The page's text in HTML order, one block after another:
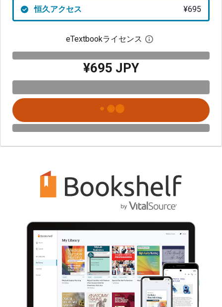
恒久アクセス ¥695
eTextbookライセンス デジタルライセン
¥695 JPY